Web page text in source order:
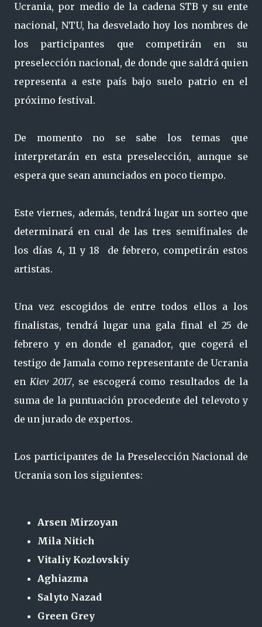
Ucrania, por medio de la cadena STB y su ente
nacional, NTU, ha desvelado hoy los nombres de
los participantes que competirán en su
preselección nacional, de donde que saldrá quien
representa a este país bajo suelo patrio en el
próximo festival.
De momento no se sabe los temas que
interpretarán en esta preselección, aunque se
espera que sean anunciados en poco tiempo.
Este viernes, además, tendrá lugar un sorteo que
determinará en cual de las tres semifinales de
los días 4, 11 y 18 de febrero, competirán estos
artistas.
Una vez escogidos de entre todos ellos a los
finalistas, tendrá lugar una gala final el 25 de
febrero y en donde el ganador, que cogerá el
testigo de Jamala como representante de Ucrania
en Kiev 2017, se escogerá como resultados de la
suma de la puntuación procedente del televoto y
de un jurado de expertos.
Los participantes de la Preselección Nacional de
Ucrania son los siguientes:
Arsen Mirzoyan
Mila Nitich
Vitaliy Kozlovskiy
Aghiazma
Salyto Nazad
Green Grey